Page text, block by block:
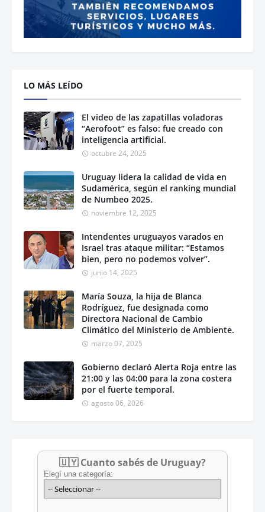
LO MÁS LEÍDO
El video de las zapatillas voladoras
“Aerofoot” es falso: fue creado con
inteligencia artificial.
octubre 24, 2025
Uruguay lidera la calidad de vida en
Sudamérica, según el ranking mundial
de Numbeo 2025.
noviembre 12, 2025
Intendentes uruguayos varados en
Israel tras ataque militar: “Estamos
bien, pero no podemos volver”.
junio 14, 2025
María Souza, la hija de Blanca
Rodríguez, fue designada como
Directora Nacional de Cambio
Climático del Ministerio de Ambiente.
marzo 07, 2025
Gobierno declaró Alerta Roja entre las
21:00 y las 04:00 para la zona costera
por el fuerte temporal.
agosto 06, 2026
🇺🇾 Cuanto sabés de Uruguay?
Elegí una categoría: